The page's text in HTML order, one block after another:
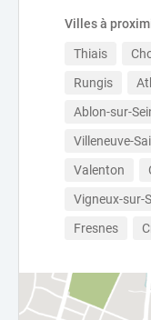
Villes à
Thiais
Rungis
Ablon-sur-
Villeneuve-
Valenton
Vigneux-sur-
Fresnes